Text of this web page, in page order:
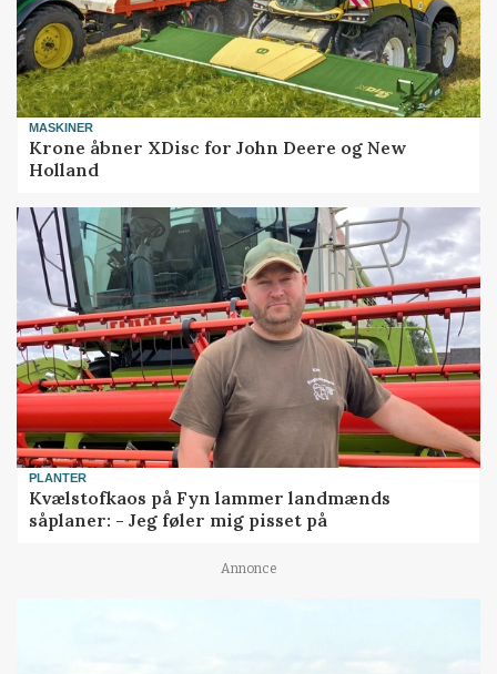
MASKINER
Krone åbner XDisc for John Deere og New
Holland
PLANTER
Kvælstofkaos på Fyn lammer landmænds
såplaner: - Jeg føler mig pisset på
Annonce